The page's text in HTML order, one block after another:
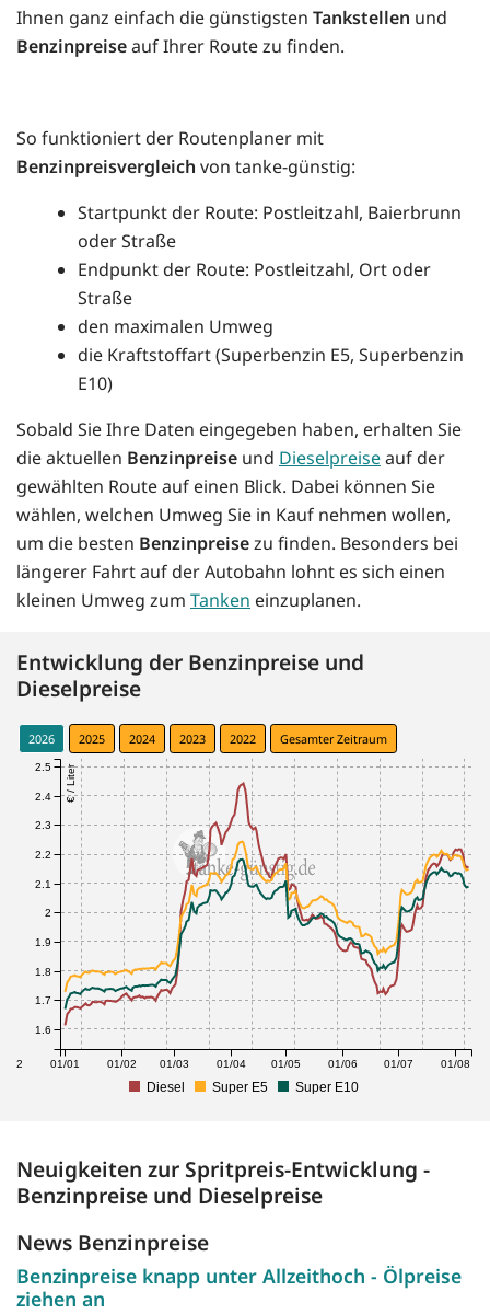
Ihnen ganz einfach die günstigsten Tankstellen und
Benzinpreiseauf Ihrer Route zu finden.
So funktioniert der Routenplaner mit
Benzinpreisvergleich von tanke-günstig:
Startpunkt der Route: Postleitzahl, Baierbrunn
oder Straße
Endpunkt der Route: Postleitzahl, Ort oder
Straße
den maximalen Umweg
die Kraftstoffart (Superbenzin E5, Superbenzin
E10)
Sobald Sie Ihre Daten eingegeben haben, erhalten Sie
die aktuellen Benzinpreise und Dieselpreiseauf der
gewählten Route auf einen Blick. Dabei können Sie
wählen, welchen Umweg Sie in Kauf nehmen wollen,
um die besten Benzinpreisezu finden. Besonders bei
längerer Fahrt auf der Autobahn lohnt es sich einen
kleinen Umweg zum Tanken einzuplanen.
Entwicklung der Benzinpreise und
Dieselpreise
2026 2025 2024 2023 2022 Gesamter Zeitraum
12 01/01 01/02 01/03 01/04 01/05 01/06 01/07 01/08
€ / Liter
1.6
1.7
1.8
1.9
2
2.1
2.2
2.3
2.4
2.5
Diesel Super E5 Super E10
Neuigkeiten zur Spritpreis-Entwicklung -
Benzinpreise und Dieselpreise
News Benzinpreise
Benzinpreise knapp unter Allzeithoch - Ölpreise
ziehen an